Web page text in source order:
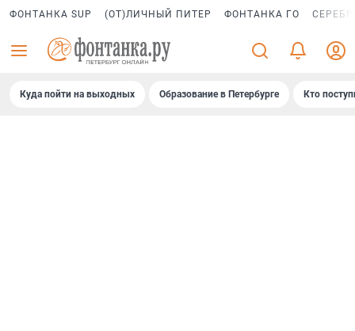
ФОНТАНКА SUP (ОТ)ЛИЧНЫЙ ПИТЕР ФОНТАНКА ГО
Куда пойти на выходных Образование в Петербурге Кто